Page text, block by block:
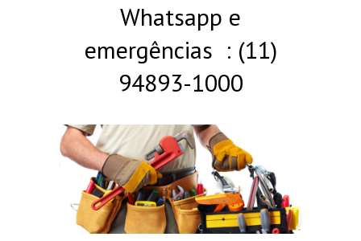
Whatsapp e
emergências : (11)
94893-1000